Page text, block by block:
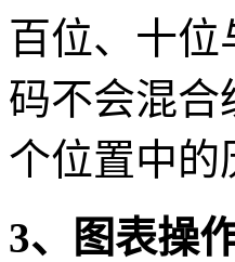
百位、十
码不会混合
个位置中的
3、图表操